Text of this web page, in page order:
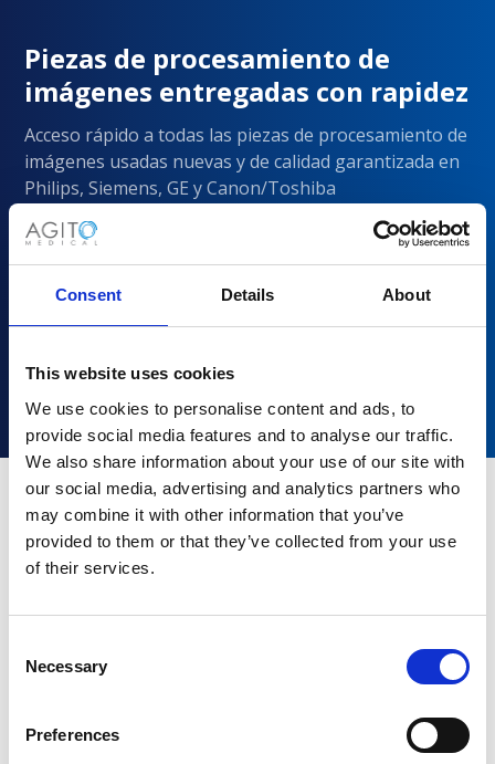
Consent Details About
This website uses cookies
We use cookies to personalise content and ads, to
provide social media features and to analyse our traffic.
We also share information about your use of our site with
our social media, advertising and analytics partners who
may combine it with other information that you’ve
provided to them or that they’ve collected from your use
of their services.
Selection
Necessary
Preferences
Piezas de procesamiento de
imágenes entregadas con rapidez
Acceso rápido a todas las piezas de procesamiento de
imágenes usadas nuevas y de calidad garantizada en
Philips, Siemens, GE y Canon/Toshiba
¿Por qué elegir Agito Medical?
mercados de atención médica confían en nosotros.